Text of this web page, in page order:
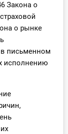
Закона о
о рынке
в письменном
исполнению